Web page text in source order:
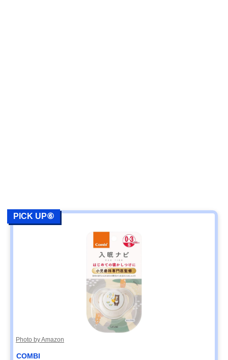
PICK UP⑥
Photo by Amazon
COMBI